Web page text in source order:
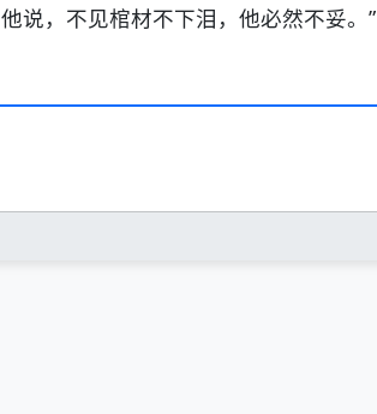
说，不见棺材不下泪，他必然不妥。”